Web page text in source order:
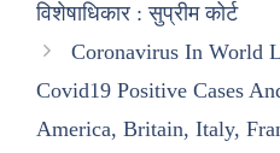
विशेषाधिकार : सुप्रीम कोर्ट
Coronavirus In World
Covid19 Positive Cases
America, Britain, Italy,